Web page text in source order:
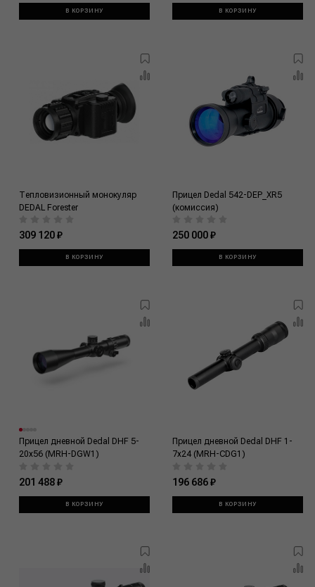
В КОРЗИНУ В КОРЗИНУ
Тепловизионный монокуляр
DEDAL Forester
309 120 ₽
В КОРЗИНУ
Прицел Dedal 542-DEP_XR5
(комиссия)
250 000 ₽
В КОРЗИНУ
Прицел дневной Dedal DHF 5-
20x56 (MRH-DGW1)
201 488 ₽
В КОРЗИНУ
Прицел дневной Dedal DHF 1-
7x24 (MRH-CDG1)
196 686 ₽
В КОРЗИНУ